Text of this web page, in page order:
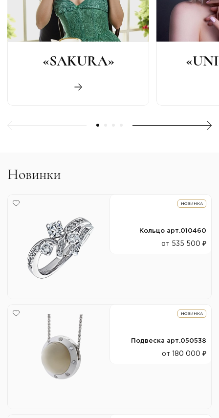
«SAKURA»
Новинки
НОВИНКА
Кольцо арт.010460
от 535 500 ₽
НОВИНКА
Подвеска арт.050538
от 180 000 ₽